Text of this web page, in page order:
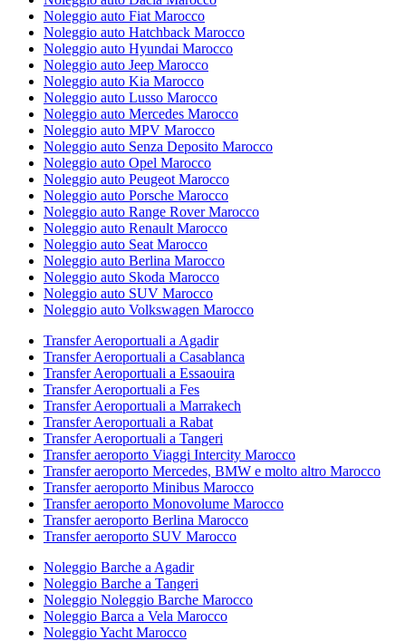
Noleggio auto Fiat Marocco
Noleggio auto Hatchback Marocco
Noleggio auto Hyundai Marocco
Noleggio auto Jeep Marocco
Noleggio auto Kia Marocco
Noleggio auto Lusso Marocco
Noleggio auto Mercedes Marocco
Noleggio auto MPV Marocco
Noleggio auto Senza Deposito Marocco
Noleggio auto Opel Marocco
Noleggio auto Peugeot Marocco
Noleggio auto Porsche Marocco
Noleggio auto Range Rover Marocco
Noleggio auto Renault Marocco
Noleggio auto Seat Marocco
Noleggio auto Berlina Marocco
Noleggio auto Skoda Marocco
Noleggio auto SUV Marocco
Noleggio auto Volkswagen Marocco
Transfer Aeroportuali a Agadir
Transfer Aeroportuali a Casablanca
Transfer Aeroportuali a Essaouira
Transfer Aeroportuali a Fes
Transfer Aeroportuali a Marrakech
Transfer Aeroportuali a Rabat
Transfer Aeroportuali a Tangeri
Transfer aeroporto Viaggi Intercity Marocco
Transfer aeroporto Mercedes, BMW e molto altro Marocco
Transfer aeroporto Minibus Marocco
Transfer aeroporto Monovolume Marocco
Transfer aeroporto Berlina Marocco
Transfer aeroporto SUV Marocco
Noleggio Barche a Agadir
Noleggio Barche a Tangeri
Noleggio Noleggio Barche Marocco
Noleggio Barca a Vela Marocco
Noleggio Yacht Marocco